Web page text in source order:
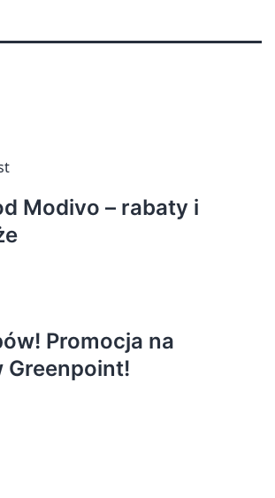
Modivo – rabaty i
Promocja na
Greenpoint!